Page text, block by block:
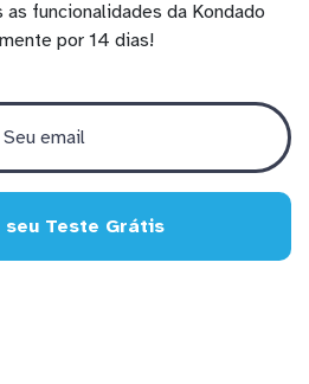
as funcionalidades da Kondado
por 14 dias!
seu Teste Grátis